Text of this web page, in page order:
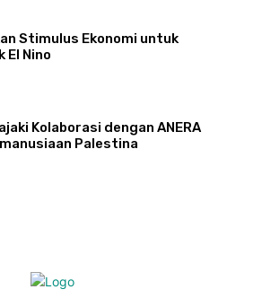
Stimulus Ekonomi untuk
El Nino
Kolaborasi dengan ANERA
Palestina